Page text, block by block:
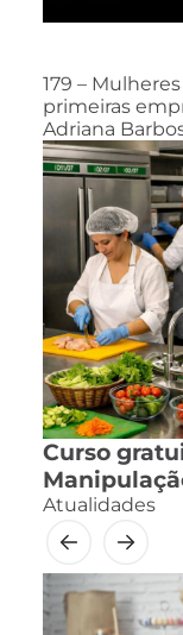
179 –
primeiras
Adriana
Curso
Atualidades